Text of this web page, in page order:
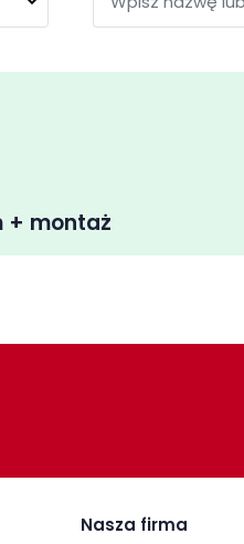
+ montaż
Nasza firma